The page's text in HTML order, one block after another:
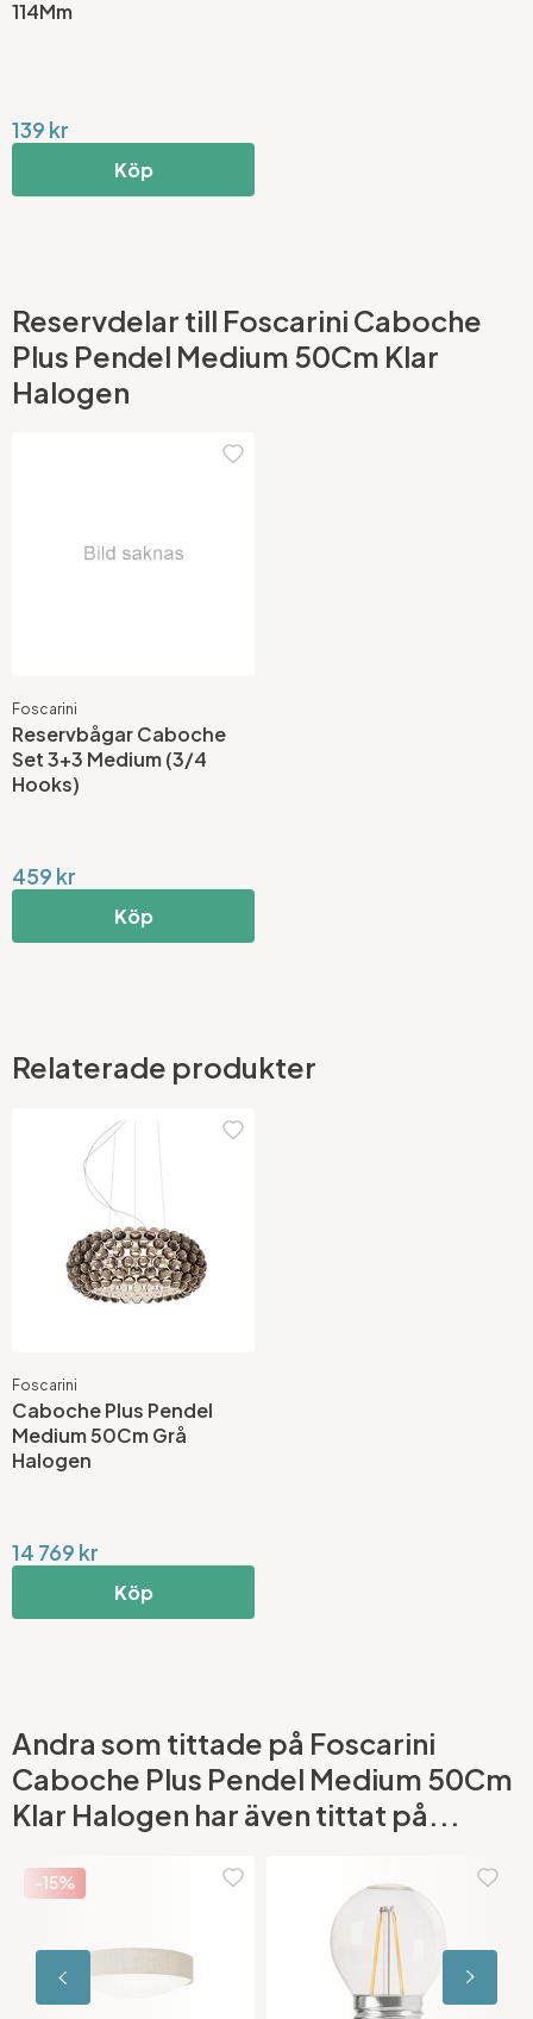
114Mm
139 kr
Köp
Reservdelar till Foscarini Caboche
Plus Pendel Medium 50Cm Klar
Halogen
Foscarini
Reservbågar Caboche
Set 3+3 Medium (3/4
Hooks)
459 kr
Köp
Relaterade produkter
Foscarini
Caboche Plus Pendel
Medium 50Cm Grå
Halogen
14 769 kr
Köp
Andra som tittade på Foscarini
Caboche Plus Pendel Medium 50Cm
Klar Halogen har även tittat på...
-15%